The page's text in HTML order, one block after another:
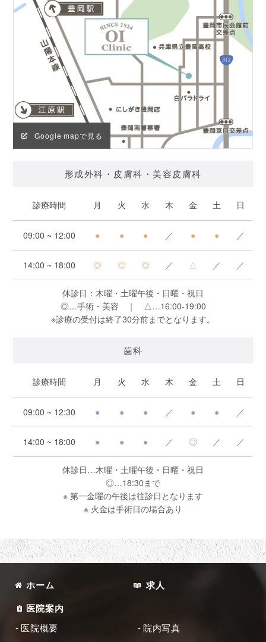
Google mapで見る
形成外科・皮膚科・美容皮膚科
診療時間 月 火 水 木 金 土 日
09:00 ~ 12:00 ● ● ● ／ ● ● ／
14:00 ~ 18:00 ◎ ◎ ◎ ／ △ ／ ／
休診日：木曜・土曜午後・日曜・祝日
◎…手術・美容 ｜ △…16:00-19:00
※診療の受付は終了30分前までとなります。
歯科
診療時間 月 火 水 木 金 土 日
09:00 ~ 12:30 ● ● ● ／ ● ● ／
14:00 ~ 18:00 ● ● ● ／ ◎ ／ ／
休診日…木曜・土曜午後・日曜・祝日
◎…18:30まで
※ 第一金曜の午後は往診日となります
※ 火金は手術日の場合あり
ホーム
求人
医院案内
医院概要
院内写真